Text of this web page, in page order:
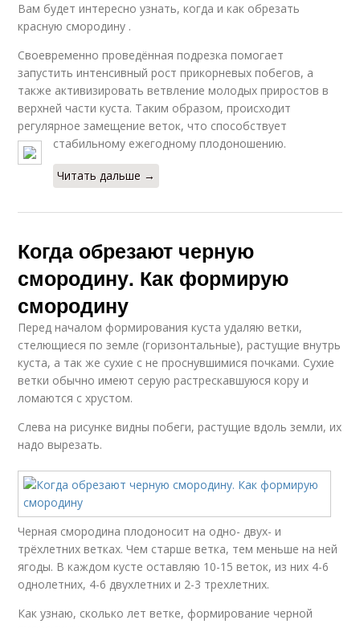
Вам будет интересно узнать, когда и как обрезать
красную смородину .
Своевременно проведённая подрезка помогает
запустить интенсивный рост прикорневых побегов, а
также активизировать ветвление молодых приростов в
верхней части куста. Таким образом, происходит
регулярное замещение веток, что способствует
стабильному ежегодному плодоношению.
Читать дальше →
Когда обрезают черную
смородину. Как формирую
смородину
Перед началом формирования куста удаляю ветки,
стелющиеся по земле (горизонтальные), растущие внутрь
куста, а так же сухие с не проснувшимися почками. Сухие
ветки обычно имеют серую растрескавшуюся кору и
ломаются с хрустом.
Слева на рисунке видны побеги, растущие вдоль земли, их
надо вырезать.
Черная смородина плодоносит на одно- двух- и
трёхлетних ветках. Чем старше ветка, тем меньше на ней
ягоды. В каждом кусте оставляю 10-15 веток, из них 4-6
однолетних, 4-6 двухлетних и 2-3 трехлетних.
Как узнаю, сколько лет ветке, формирование черной